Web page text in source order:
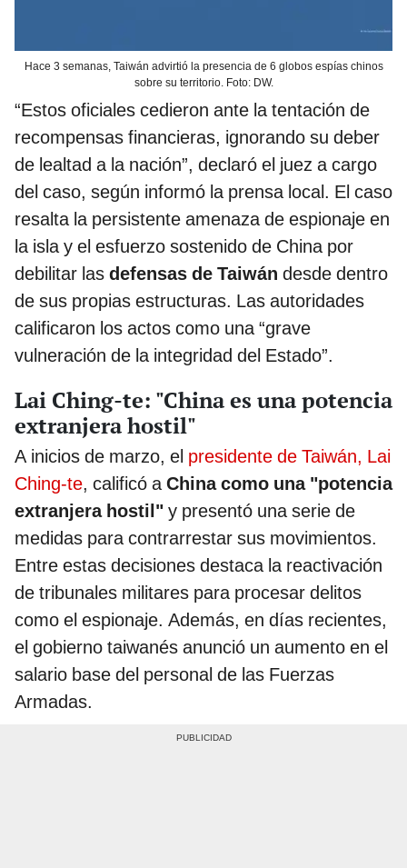
Hace 3 semanas, Taiwán advirtió la presencia de 6 globos espías chinos
sobre su territorio. Foto: DW.
“Estos oficiales cedieron ante la tentación de
recompensas financieras, ignorando su deber
de lealtad a la nación”, declaró el juez a cargo
del caso, según informó la prensa local. El caso
resalta la persistente amenaza de espionaje en
la isla y el esfuerzo sostenido de China por
debilitar las defensas de Taiwán desde dentro
de sus propias estructuras. Las autoridades
calificaron los actos como una “grave
vulneración de la integridad del Estado”.
Lai Ching-te: "China es una potencia
extranjera hostil"
A inicios de marzo, el presidente de Taiwán, Lai
Ching-te, calificó aChina como una "potencia
extranjera hostil" y presentó una serie de
medidas para contrarrestar sus movimientos.
Entre estas decisiones destaca la reactivación
de tribunales militares para procesar delitos
como el espionaje. Además, en días recientes,
el gobierno taiwanés anunció un aumento en el
salario base del personal de las Fuerzas
Armadas.